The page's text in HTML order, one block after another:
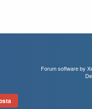
Forum software by